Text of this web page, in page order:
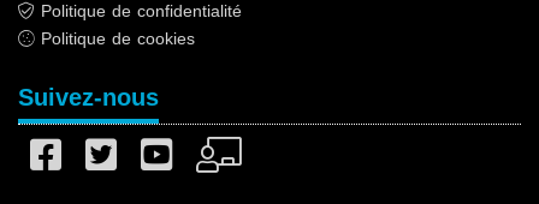
Politique de confidentialité
Politique de cookies
Suivez-nous